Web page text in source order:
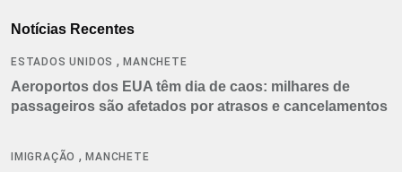
Notícias Recentes
ESTADOS UNIDOS ,MANCHETE
Aeroportos dos EUA têm dia de caos: milhares de
passageiros são afetados por atrasos e cancelamentos
IMIGRAÇÃO ,MANCHETE